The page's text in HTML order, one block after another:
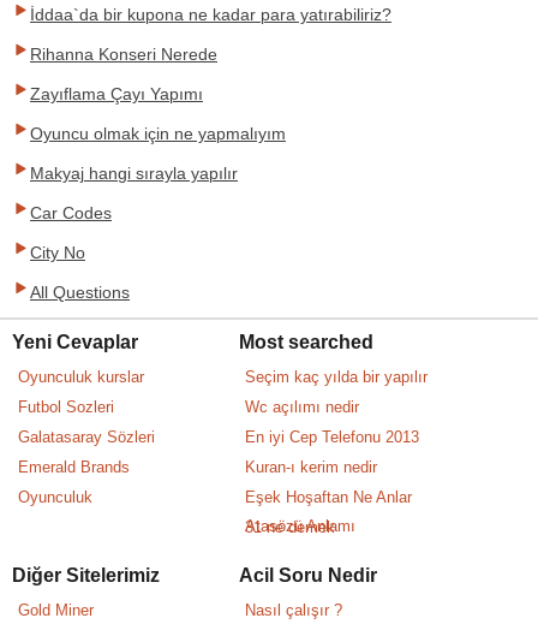
İddaa`da bir kupona ne kadar para yatırabiliriz?
Rihanna Konseri Nerede
Zayıflama Çayı Yapımı
Oyuncu olmak için ne yapmalıyım
Makyaj hangi sırayla yapılır
Car Codes
City No
All Questions
Yeni Cevaplar
Oyunculuk kurslar
Futbol Sozleri
Galatasaray Sözleri
Emerald Brands
Oyunculuk
Most searched
Seçim kaç yılda bir yapılır
Wc açılımı nedir
En iyi Cep Telefonu 2013
Kuran-ı kerim nedir
Eşek Hoşaftan Ne Anlar
Atasözü Anlamı
31 ne demek
Diğer Sitelerimiz
Gold Miner
Acil Soru Nedir
Nasıl çalışır ?